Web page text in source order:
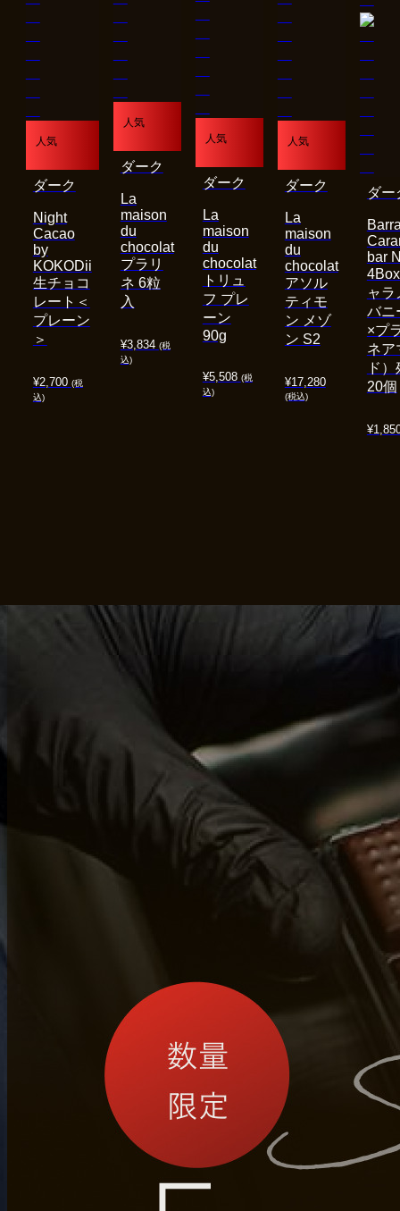
人気
¥2,700 (税
込)
Night
Cacao
by
KOKODii
生チョコ
レート＜
プレーン
＞
ダーク
人気
¥3,834 (税
込)
La
maison
du
chocolat
プラリ
ネ 6粒
入
ダーク
人気
¥5,508 (税
込)
La
maison
du
chocolat
トリュ
フ プレ
ーン
90g
ダーク
人気
¥17,280
(税込)
La
maison
du
chocolat
アソル
ティモ
ン メゾ
ン S2
ダーク
¥
bar
ャラ
バニ
×プ
ネア
ド
20個
ダー